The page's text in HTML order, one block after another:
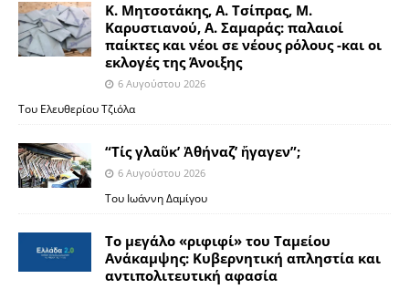
Κ. Μητσοτάκης, Α. Τσίπρας, Μ.
Καρυστιανού, Α. Σαμαράς: παλαιοί
παίκτες και νέοι σε νέους ρόλους -και οι
εκλογές της Άνοιξης
6 Αυγούστου 2026
Του Ελευθερίου Τζιόλα
“Τίς γλαῦκ’ Ἀθήναζ’ ἤγαγεν”;
6 Αυγούστου 2026
Του Ιωάννη Δαμίγου
Το μεγάλο «ριφιφί» του Ταμείου
Ανάκαμψης: Κυβερνητική απληστία και
αντιπολιτευτική αφασία